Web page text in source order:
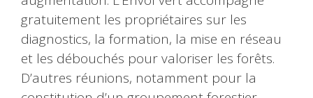
gratuitement les propriétaires sur les
diagnostics, la formation, la mise en réseau
et les débouchés pour valoriser les forêts.
D’autres réunions, notamment pour la